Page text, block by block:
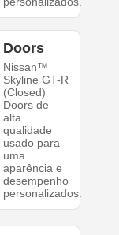
Doors
Nissan™
Skyline GT-R
(Closed)
Doors de
alta
qualidade
usado para
uma
aparência e
desempenho
personalizados.